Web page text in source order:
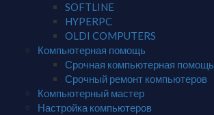
SOFTLINE
HYPERPC
OLDI COMPUTERS
Компьютерная помощь
Срочная компьютерная помощь
Срочный ремонт компьютеров
Компьютерный мастер
Настройка компьютеров